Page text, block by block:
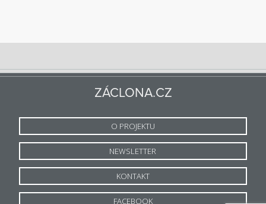
ZÁCLONA.CZ
O PROJEKTU
NEWSLETTER
KONTAKT
FACEBOOK